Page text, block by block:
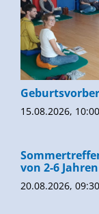
15.08.2026,
von 2-6 Jahren
20.08.2026,